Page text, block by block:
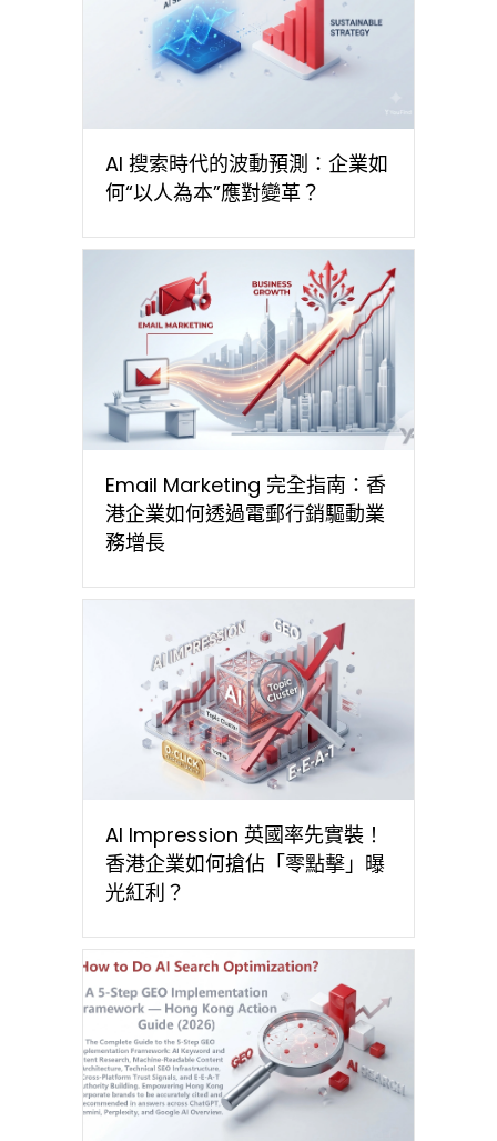
AI 搜索時代的波動預測：企業如
何“以人為本”應對變革？
Email Marketing 完全指南：香
港企業如何透過電郵行銷驅動業
務增長
AI Impression 英國率先實裝！
香港企業如何搶佔「零點擊」曝
光紅利？